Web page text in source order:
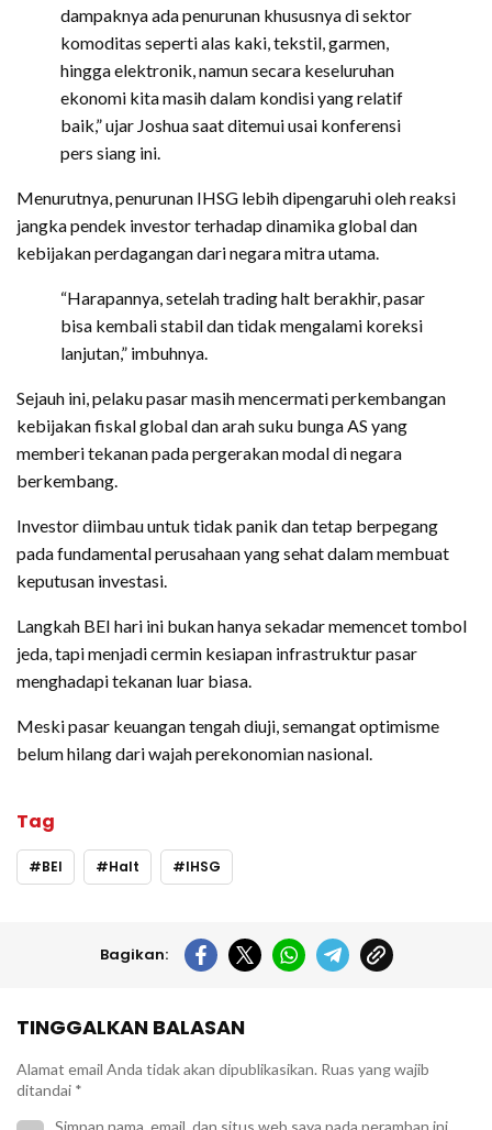
dampaknya ada penurunan khususnya di sektor
komoditas seperti alas kaki, tekstil, garmen,
hingga elektronik, namun secara keseluruhan
ekonomi kita masih dalam kondisi yang relatif
baik,” ujar Joshua saat ditemui usai konferensi
pers siang ini.
Menurutnya, penurunan IHSG lebih dipengaruhi oleh reaksi
jangka pendek investor terhadap dinamika global dan
kebijakan perdagangan dari negara mitra utama.
“Harapannya, setelah trading halt berakhir, pasar
bisa kembali stabil dan tidak mengalami koreksi
lanjutan,” imbuhnya.
Sejauh ini, pelaku pasar masih mencermati perkembangan
kebijakan fiskal global dan arah suku bunga AS yang
memberi tekanan pada pergerakan modal di negara
berkembang.
Investor diimbau untuk tidak panik dan tetap berpegang
pada fundamental perusahaan yang sehat dalam membuat
keputusan investasi.
Langkah BEI hari ini bukan hanya sekadar memencet tombol
jeda, tapi menjadi cermin kesiapan infrastruktur pasar
menghadapi tekanan luar biasa.
Meski pasar keuangan tengah diuji, semangat optimisme
belum hilang dari wajah perekonomian nasional.
Tag
BEI Halt IHSG
Bagikan:
TINGGALKAN BALASAN
Alamat email Anda tidak akan dipublikasikan. Ruas yang wajib
ditandai *